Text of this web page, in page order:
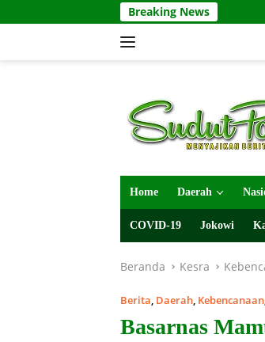
ke
Breaking News
Home Daerah
COVID-19 Jokowi
Beranda Kesra
Berita, Daerah, Kebencanaan
Basarnas